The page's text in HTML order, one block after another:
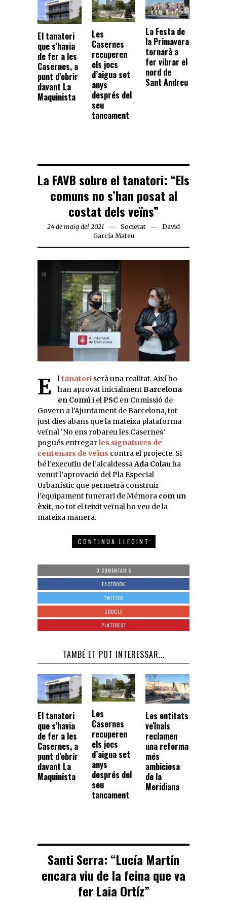
El tanatori
que s’havia
de fer a les
Casernes, a
punt d’obrir
davant La
Maquinista
Les
Casernes
recuperen
els jocs
d’aigua set
anys
després del
seu
tancament
La Festa de
la Primavera
tornarà a
fer vibrar el
nord de
Sant Andreu
La FAVB sobre el tanatori: “Els
comuns no s’han posat al
costat dels veïns”
24 de maig del 2021 Societat
David
García Mateu
Eltanatori serà una realitat. Així ho
han aprovat inicialmentBarcelona
en Comúi elPSC en Comissió de
Govern a l’Ajuntament de Barcelona, tot
just dies abans que la mateixa plataforma
veïnal ‘No ens robareu les Casernes’
pogués entregarles signatures de
centenars de veïns contra el projecte. Si
bé l’executiu de l’alcaldessaAda Colauha
venut l’aprovació del Pla Especial
Urbanístic que permetrà construir
l’equipament funerari de Mémora com un
èxit, no tot el teixit veïnal ho veu de la
mateixa manera.
CONTINUA LLEGINT
0 COMENTARIS
FACEBOOK
TWITTER
GOOGLE
PINTEREST
TAMBÉ ET POT INTERESSAR...
El tanatori
que s’havia
de fer a les
Casernes, a
punt d’obrir
davant La
Maquinista
Les
Casernes
recuperen
els jocs
d’aigua set
anys
després del
seu
tancament
Les entitats
veïnals
reclamen
una reforma
més
ambiciosa
de la
Meridiana
Santi Serra: “Lucía Martín
encara viu de la feina que va
fer Laia Ortíz”